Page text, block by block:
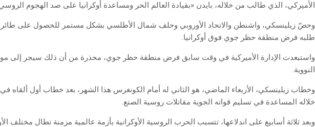
الأميركي، الذي طالب من خلاله، بايدن «بقيادة العالم الحر ومساعدة أوكرانيا على صد الهجوم
وحضّ زيلينسكي، واشنطن والاتحاد الأوروبي وحلف شمال الأطلسي بشكل مستمر للحصول على
طلبه فرض منطقة حظر جوي فوق أوكرانيا.
واستبعدت الإدارة الأميركية في وقت سابق فرض منطقة حظر جوي، محذرة من أن ذلك سيجر إلى
النووية.
خلاله المساعدة في تسليم قواته الجوية مقاتلات روسية الصنع.
وبعد ثلاثة أسابيع على اندلاعها، تتسبب الحرب الروسية الأوكرانية بأزمة عالمية مزمنة تطال مختلف